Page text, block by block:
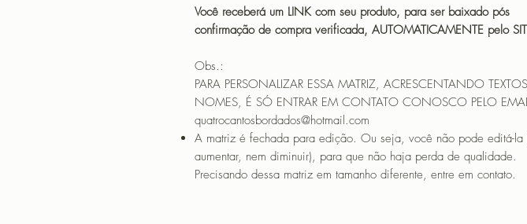
Você receberá um LINK com seu produto, para ser baixado pós
confirmação de compra verificada, AUTOMATICAMENTE pelo
Obs.:
PARA PERSONALIZAR ESSA MATRIZ, ACRESCENTANDO
NOMES, É SÓ ENTRAR EM CONTATO CONOSCO PELO
quatrocantosbordados@hotmail.com
A matriz é fechada para edição. Ou seja, você não pode editá-la
aumentar, nem diminuir), para que não haja perda de qualidade.
Precisando dessa matriz em tamanho diferente, entre em contato.